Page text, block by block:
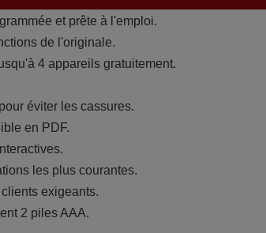
et prête à l'emploi.
de l'originale.
4 appareils gratuitement.
éviter les cassures.
en PDF.
les plus courantes.
exigeants.
2 piles AAA.